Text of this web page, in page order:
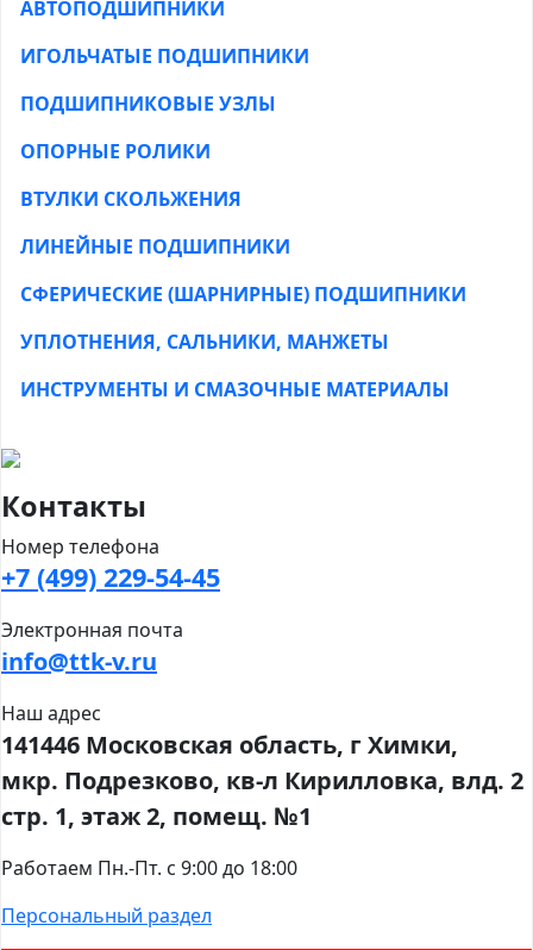
АВТОПОДШИПНИКИ
ИГОЛЬЧАТЫЕ ПОДШИПНИКИ
ПОДШИПНИКОВЫЕ УЗЛЫ
ОПОРНЫЕ РОЛИКИ
ВТУЛКИ СКОЛЬЖЕНИЯ
ЛИНЕЙНЫЕ ПОДШИПНИКИ
СФЕРИЧЕСКИЕ (ШАРНИРНЫЕ) ПОДШИПНИКИ
УПЛОТНЕНИЯ, САЛЬНИКИ, МАНЖЕТЫ
ИНСТРУМЕНТЫ И СМАЗОЧНЫЕ МАТЕРИАЛЫ
Контакты
Номер телефона
+7 (499) 229-54-45
Электронная почта
info@ttk-v.ru
Наш адрес
141446 Московская область, г Химки,
мкр. Подрезково, кв-л Кирилловка, влд. 2
стр. 1, этаж 2, помещ. №1
Работаем Пн.-Пт. с 9:00 до 18:00
Персональный раздел